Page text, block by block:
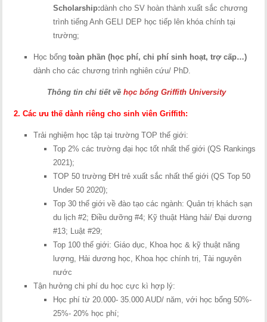
Scholarship:dành cho SV hoàn thành xuất sắc chương
trình tiếng Anh GELI DEP học tiếp lên khóa chính tại
trường;
Học bổngtoàn phần (học phí, chi phí sinh hoạt, trợ cấp…)
dành cho các chương trình nghiên cứu/ PhD.
Thông tin chi tiết về học bổng Griffith University
2. Các ưu thế dành riêng cho sinh viên Griffith:
Trải nghiệm học tập tại trường TOP thế giới:
Top 2% các trường đại học tốt nhất thế giới (QS Rankings
2021);
TOP 50 trường ĐH trẻ xuất sắc nhất thế giới (QS Top 50
Under 50 2020);
Top 30 thế giới về đào tạo các ngành: Quản trị khách sạn
du lịch #2; Điều dưỡng #4; Kỹ thuật Hàng hải/ Đại dương
#13; Luật #29;
Top 100 thế giới: Giáo dục, Khoa học & kỹ thuật năng
lượng, Hải dương học, Khoa học chính trị, Tài nguyên
nước
Tận hưởng chi phí du học cực kì hợp lý:
Học phí từ 20.000- 35.000 AUD/ năm, với học bổng 50%-
25%- 20% học phí;